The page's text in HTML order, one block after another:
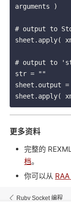
arguments )
# output to
sheet.apply(
# output to
str = ""
sheet.output
更多资料
完整的
档。
你可以从
Ruby Socket 编程